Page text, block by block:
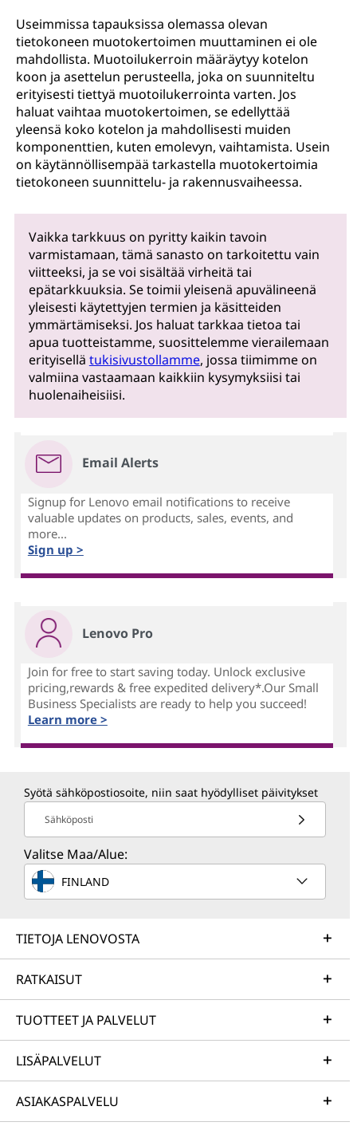
Useimmissa tapauksissa olemassa olevan
tietokoneen muotokertoimen muuttaminen ei ole
mahdollista. Muotoilukerroin määräytyy kotelon
koon ja asettelun perusteella, joka on suunniteltu
erityisesti tiettyä muotoilukerrointa varten. Jos
haluat vaihtaa muotokertoimen, se edellyttää
yleensä koko kotelon ja mahdollisesti muiden
komponenttien, kuten emolevyn, vaihtamista. Usein
on käytännöllisempää tarkastella muotokertoimia
tietokoneen suunnittelu- ja rakennusvaiheessa.
Vaikka tarkkuus on pyritty kaikin tavoin
varmistamaan, tämä sanasto on tarkoitettu vain
viitteeksi, ja se voi sisältää virheitä tai
epätarkkuuksia. Se toimii yleisenä apuvälineenä
yleisesti käytettyjen termien ja käsitteiden
ymmärtämiseksi. Jos haluat tarkkaa tietoa tai
apua tuotteistamme, suosittelemme vierailemaan
erityisellä tukisivustollamme, jossa tiimimme on
valmiina vastaamaan kaikkiin kysymyksiisi tai
huolenaiheisiisi.
Email Alerts
Signup for Lenovo email notifications to receive
valuable updates on products, sales, events, and
more...
Sign up >
Lenovo Pro
Join for free to start saving today. Unlock exclusive
pricing,rewards & free expedited delivery*.Our Small
Business Specialists are ready to help you succeed!
Learn more >
Syötä sähköpostiosoite, niin saat hyödylliset päivitykset
Sähköposti
Valitse Maa/Alue:
FINLAND
TIETOJA LENOVOSTA
RATKAISUT
TUOTTEET JA PALVELUT
LISÄPALVELUT
ASIAKASPALVELU